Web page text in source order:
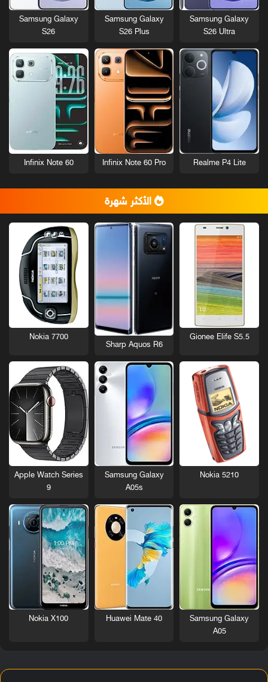
Samsung Galaxy
S26 Ultra
Samsung Galaxy
S26 Plus
Samsung Galaxy
S26
Realme P4 Lite
Infinix Note 60 Pro
Infinix Note 60
الأكثر شهرة
Gionee Elife S5.5
Sharp Aquos R6
Nokia 7700
Nokia 5210
Samsung Galaxy
A05s
Apple Watch Series
9
Samsung Galaxy
A05
Huawei Mate 40
Nokia X100